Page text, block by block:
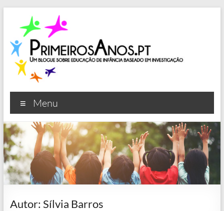
content
Primeiros Anos
Um blogue sobre educação de infância baseado em
Menu
Autor: Sílvia Barros